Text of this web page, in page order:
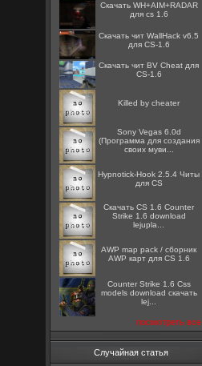
Скачать WH+AIM+RADAR
для cs 1.6
Скачать чит WallHack v6.5
для CS-1.6
Скачать чит BV Cheat для
CS-1.6
Killed by cheater
Sony Vegas 6.0d
(Программа для создания
своих муви...
Hypnotick-Hook 2.5.4 Читы
для CS
Скачать CS 1.6 Counter
Strike 1.6 download
lejupla...
AWP map pack / сборник
AWP карт для CS 1.6
Counter Strike 1.6 Css
models download скачать
lej...
посмотреть все
Случайная статья